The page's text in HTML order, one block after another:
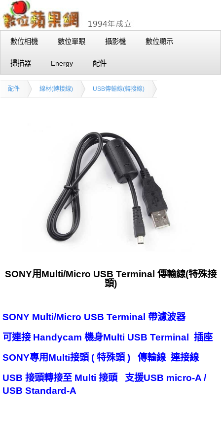
數位相機 數位單眼 攝影機 數位顯示
掃描器 Energy 配件
配件 線材(轉接線) USB傳輸線(轉接線)
SONY用Multi/Micro USB Terminal 傳輸線(特殊接
頭)
SONY Multi/Micro USB Terminal 帶濾波器
可連接 Handycam 機身Multi USB Terminal 插座
SONY專用Multi接頭 ( 特殊頭 ) 傳輸線 連接線
USB 接頭轉接至 Multi 接頭 支援USB micro-A /
USB Standard-A